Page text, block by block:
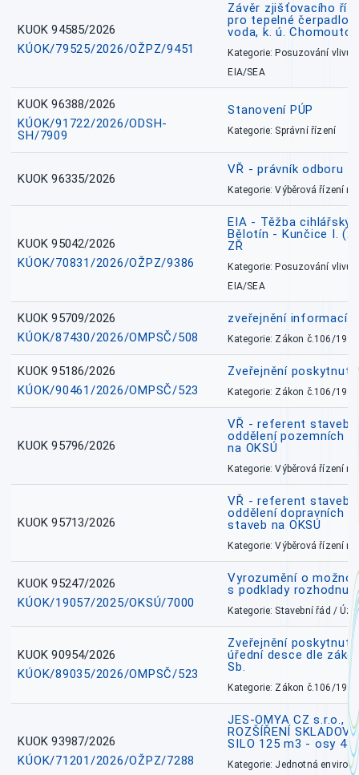
KUOK 94585/2026
KÚOK/79525/2026/OŽPZ/9451
Závěr zjišťovacího
pro tepelné čerpadlo
voda, k. ú. Chomoutov
Kategorie: Posuzování vlivů
EIA/SEA
KUOK 96388/2026
KÚOK/91722/2026/ODSH-
SH/7909
Stanovení PÚP
Kategorie: Správní řízení
KUOK 96335/2026
VŘ - právník odboru
Kategorie: Výběrová řízení
KUOK 95042/2026
KÚOK/70831/2026/OŽPZ/9386
EIA - Těžba
Bělotín - Kunčice I.
ZŘ
Kategorie: Posuzování vlivů
EIA/SEA
KUOK 95709/2026
KÚOK/87430/2026/OMPSČ/508
zveřejnění informací
Kategorie: Zákon č.106/1999
KUOK 95186/2026
KÚOK/90461/2026/OMPSČ/523
Zveřejnění
Kategorie: Zákon č.106/1999
KUOK 95796/2026
VŘ - referent
oddělení pozemních
na OKSÚ
Kategorie: Výběrová řízení
KUOK 95713/2026
VŘ - referent
oddělení dopravních
staveb na OKSÚ
Kategorie: Výběrová řízení
KUOK 95247/2026
KÚOK/19057/2025/OKSÚ/7000
Vyrozumění o
s podklady rozhodnutí
Kategorie: Stavební řád /
KUOK 90954/2026
KÚOK/89035/2026/OMPSČ/523
Zveřejnění
úřední desce dle
Sb.
Kategorie: Zákon č.106/1999
KUOK 93987/2026
KÚOK/71201/2026/OŽPZ/7288
JES-OMYA CZ s.r.o.,
ROZŠÍŘENÍ
SILO 125 m3 - osy
Kategorie: Jednotná